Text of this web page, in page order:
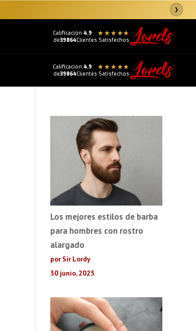
❯
Calificación:4.9
de39864Clientes Satisfechos
Calificación:4.9
de39864Clientes Satisfechos
Los mejores estilos de barba
para hombres con rostro
alargado
por Sir Lordy
30 junio, 2025